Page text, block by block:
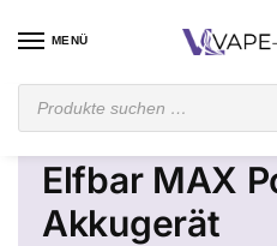
MENÜ
Startseite / Pod System
Elfbar MAX
Akkugerät